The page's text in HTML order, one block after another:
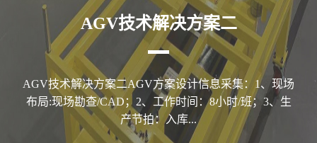
AGV技术解决方案二
AGV技术解决方案二AGV方案设计信息采集：1、现场
布局:现场勘查/CAD；2、工作时间：8小时/班；3、生
产节拍：入库...